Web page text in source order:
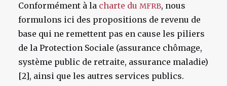
Conformément à la charte du MFRB, nous
formulons ici des propositions de revenu de
base qui ne remettent pas en cause les piliers
de la Protection Sociale (assurance chômage,
système public de retraite, assurance maladie)
[2], ainsi que les autres services publics.